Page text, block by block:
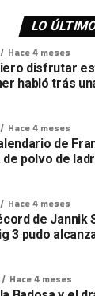
LO
Hace 4 meses
disfrutar
habló trás
Hace 4 meses
de
de polvo de
Hace 4 meses
de Jannik
3 pudo
Hace 4 meses